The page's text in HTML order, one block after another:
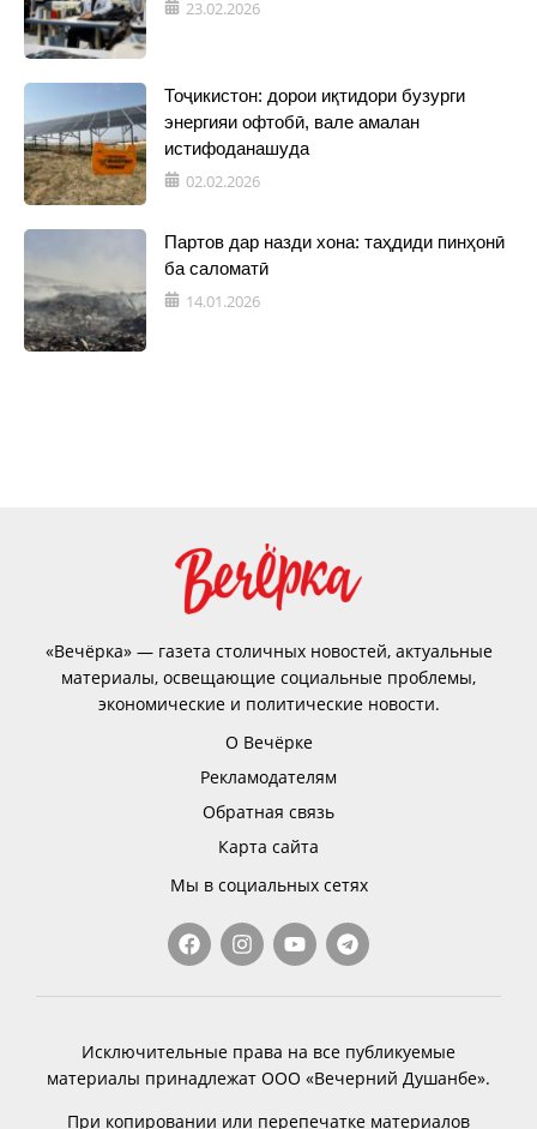
23.02.2026
Тоҷикистон: дорои иқтидори бузурги
энергияи офтобӣ, вале амалан
истифоданашуда
02.02.2026
Партов дар назди хона: таҳдиди пинҳонӣ
ба саломатӣ
14.01.2026
«Вечёрка» — газета столичных новостей, актуальные
материалы, освещающие социальные проблемы,
экономические и политические новости.
О Вечёрке
Рекламодателям
Обратная связь
Карта сайта
Мы в социальных сетях
Исключительные права на все публикуемые
материалы принадлежат ООО «Вечерний Душанбе».
При копировании или перепечатке материалов